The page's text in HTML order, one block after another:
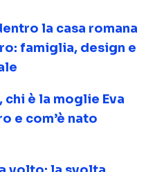
la casa romana
famiglia, design e
è la moglie Eva
e com’è nato